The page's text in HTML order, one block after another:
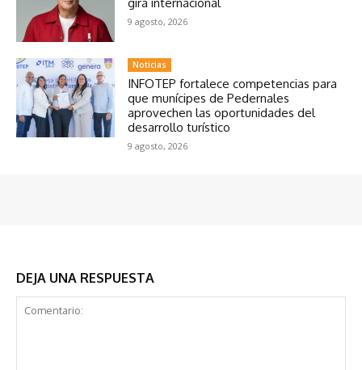
9 agosto, 2026
Noticias
INFOTEP fortalece competencias para
que munícipes de Pedernales
aprovechen las oportunidades del
desarrollo turístico
9 agosto, 2026
DEJA UNA RESPUESTA